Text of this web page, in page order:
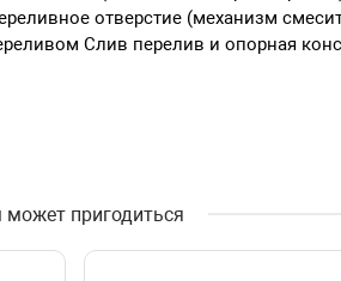
отверстие (механизм
Слив перелив и опорная
может пригодиться